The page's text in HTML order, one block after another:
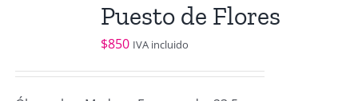
Puesto de Flores
$850 IVA incluido